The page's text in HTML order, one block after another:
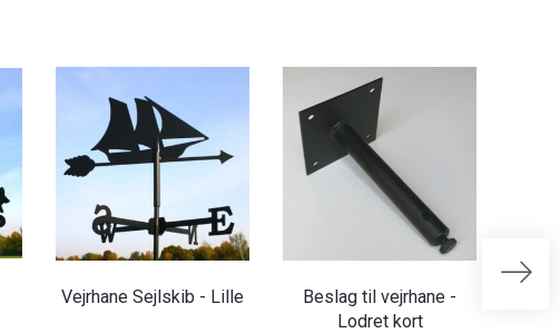
Vejrhane Sejlskib - Lille
Beslag til vejrhane -
Lodret kort